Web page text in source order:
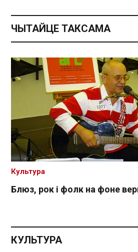
ЧЫТАЙЦЕ ТАКСАМА
Блюз, рок і фолк на фоне
Культура
КУЛЬТУРА